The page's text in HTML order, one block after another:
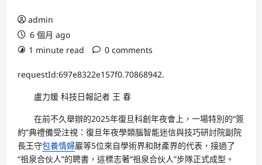
admin
6 個月 ago
1 minute read
0 comments
requestId:697e8322e157f0.70868942.
盧力媛 科技日報記者 王 春
在前不久舉辦的2025年復旦科創年夜會上，一場特別的“簽
約”典禮備受注視：復旦年夜學類腦智能迷信與技巧研討院副院
長王守包養情婦巖等5位來自學術界和財產界的代表，接過了
“祖泉合伙人”的聘書，這標志著“祖泉合伙人”步隊正式成型。